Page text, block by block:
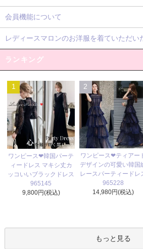
会員機能について
レディースマロンのお洋服を着ていただい
ランキング
1
ワンピース❤韓国パーテ
ィードレス マキシ丈カ
ッコいいブラックドレス
965145
9,800円(税込)
2
ワンピース❤ティアー
デザインの可愛い韓国
レースパーティードレ
965228
14,980円(税込)
もっと見る